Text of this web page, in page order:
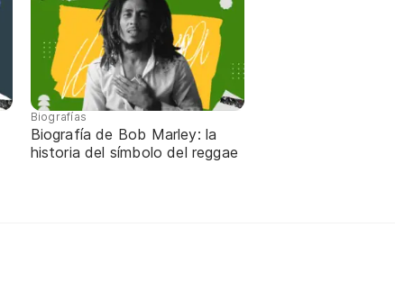
Biografías
Biografía de Bob Marley: la
historia del símbolo del reggae